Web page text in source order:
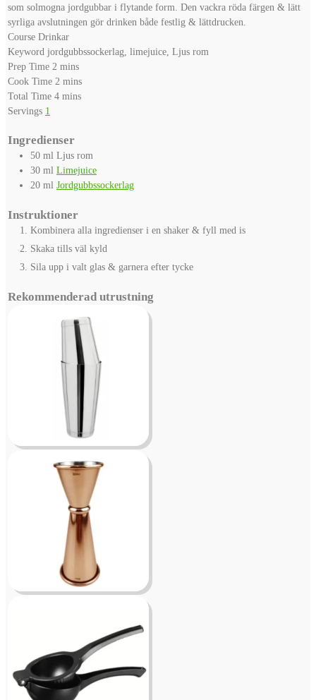
som solmogna jordgubbar i flytande form. Den vackra röda färgen & lätt
syrliga avslutningen gör drinken både festlig & lättdrucken.
Course Drinkar
Keyword jordgubbssockerlag, limejuice, Ljus rom
Prep Time 2 minutes
mins
Cook Time 2 minutes
mins
Total Time 4minutes
mins
Servings 1
Ingredienser
50 ml Ljus rom
30 ml Limejuice
20 ml Jordgubbssockerlag
Instruktioner
Kombinera alla ingredienser i en shaker & fyll med is
Skaka tills väl kyld
Sila upp i valt glas & garnera efter tycke
Rekommenderad utrustning